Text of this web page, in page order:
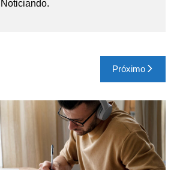
Noticiando.
Próximo